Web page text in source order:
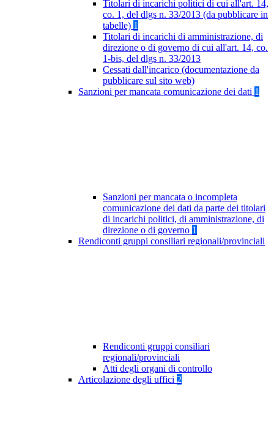
Titolari di incarichi politici di cui all'art. 14,
co. 1, del dlgs n. 33/2013 (da pubblicare in
tabelle) 1
Titolari di incarichi di amministrazione, di
direzione o di governo di cui all'art. 14, co.
1-bis, del dlgs n. 33/2013
Cessati dall'incarico (documentazione da
pubblicare sul sito web)
Sanzioni per mancata comunicazione dei dati 1
Sanzioni per mancata o incompleta
comunicazione dei dati da parte dei titolari
di incarichi politici, di amministrazione, di
direzione o di governo 1
Rendiconti gruppi consiliari regionali/provinciali
Rendiconti gruppi consiliari
regionali/provinciali
Atti degli organi di controllo
Articolazione degli uffici 2